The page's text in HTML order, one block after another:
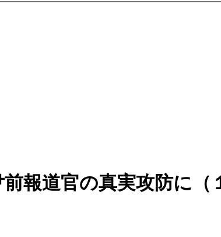
報道官の真実攻防に（